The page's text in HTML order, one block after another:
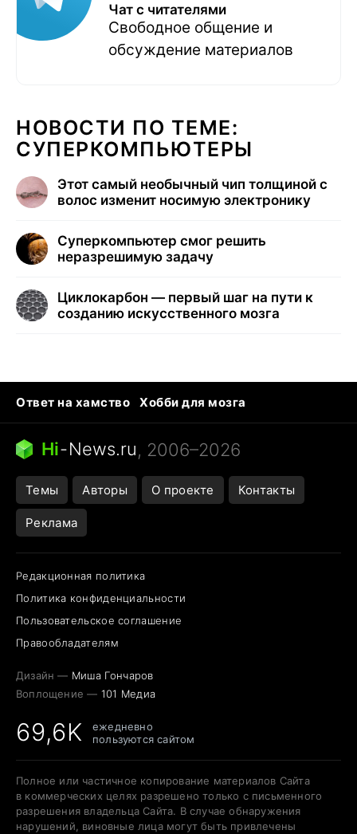
Чат с читателями
Свободное общение и
обсуждение материалов
НОВОСТИ ПО ТЕМЕ:
СУПЕРКОМПЬЮТЕРЫ
Этот самый необычный чип толщиной с
волос изменит носимую электронику
Суперкомпьютер смог решить
неразрешимую задачу
Циклокарбон — первый шаг на пути к
созданию искусственного мозга
Ответ на хамство
Хобби для мозга
Бензин 100 и 95
Тунцы в океанариуме
Следующая пандемия
Hi-News.ru, 2006–2026
Темы Авторы О проекте Контакты
Реклама
Редакционная политика
Политика конфиденциальности
Пользовательское соглашение
Правообладателям
Дизайн — Миша Гончаров
Воплощение — 101 Медиа
69,6K
ежедневно
пользуются сайтом
Полное или частичное копирование материалов Сайта
в коммерческих целях разрешено только с письменного
разрешения владельца Сайта. В случае обнаружения
нарушений, виновные лица могут быть привлечены